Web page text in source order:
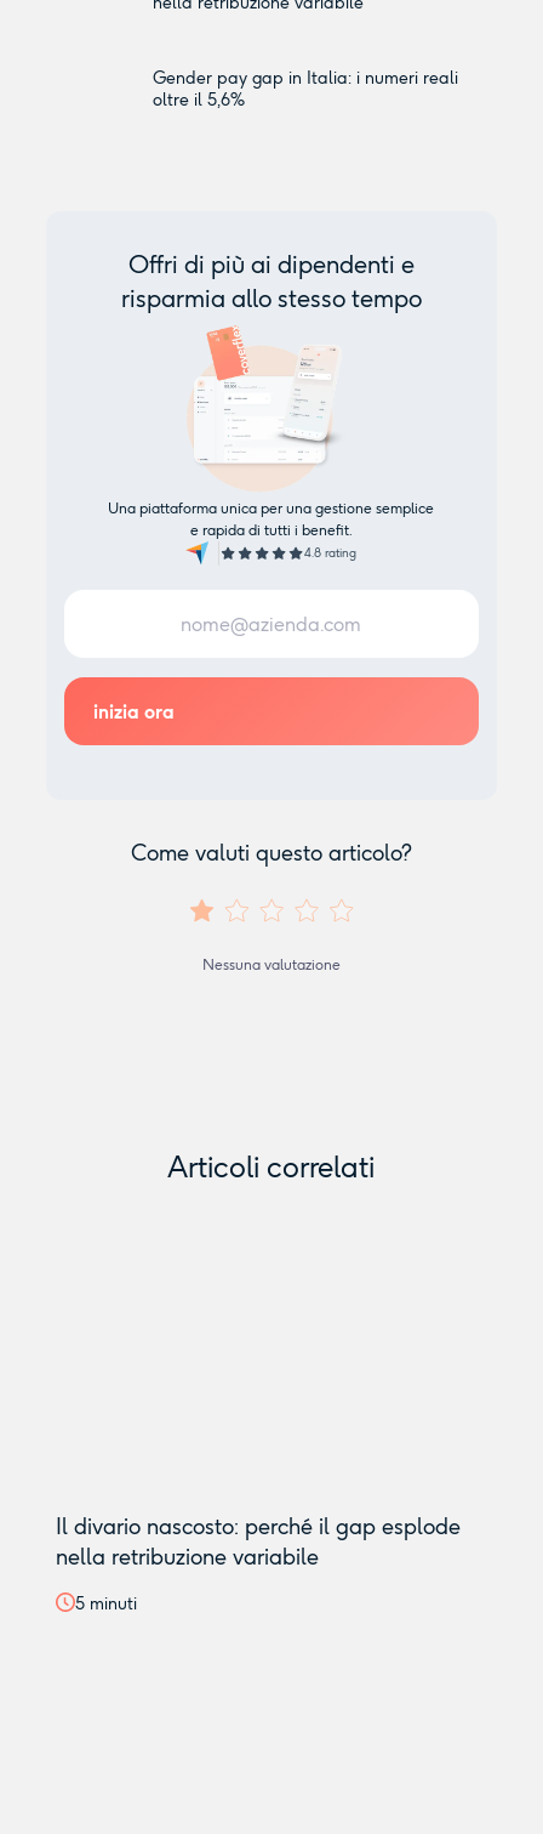
Gender pay gap in Italia: i numeri reali
oltre il 5,6%
Offri di più ai dipendenti e
risparmia allo stesso tempo
Una piattaforma unica per una gestione semplice
e rapida di tutti i benefit.
4.8 rating
Come valuti questo articolo?
Nessuna valutazione
Articoli correlati
Il divario nascosto: perché il gap esplode
nella retribuzione variabile
5minuti